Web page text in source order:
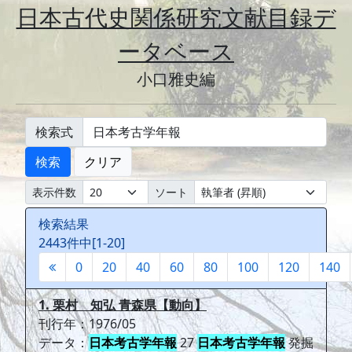
日本古代史関係研究文献目録デ
ータベース
小口雅史編
検索式
検索
クリア
表示件数 ソート
検索結果
2443件中[1-20]
0
20 40 60 80 100 120 140
1. 栗村 知弘 青森県【動向】
刊行年：1976/05
データ：日本考古学年報27日本考古学年報発掘